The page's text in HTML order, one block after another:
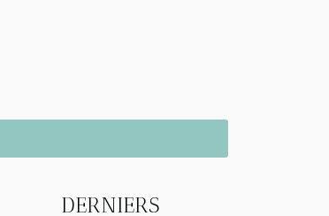
DERNIERS